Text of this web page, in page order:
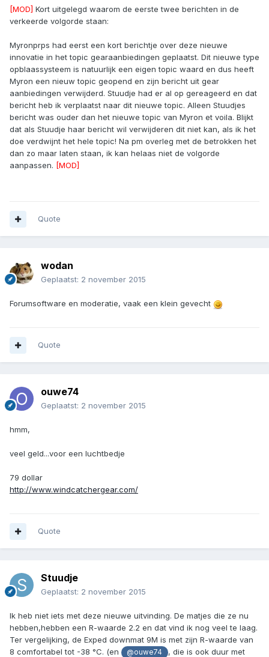
[MOD] Kort uitgelegd waarom de eerste twee berichten in de
verkeerde volgorde staan:
Myronprps had eerst een kort berichtje over deze nieuwe
innovatie in het topic gearaanbiedingen geplaatst. Dit nieuwe type
opblaassysteem is natuurlijk een eigen topic waard en dus heeft
Myron een nieuw topic geopend en zijn bericht uit gear
aanbiedingen verwijderd. Stuudje had er al op gereageerd en dat
bericht heb ik verplaatst naar dit nieuwe topic. Alleen Stuudjes
bericht was ouder dan het nieuwe topic van Myron et voila. Blijkt
dat als Stuudje haar bericht wil verwijderen dit niet kan, als ik het
doe verdwijnt het hele topic! Na pm overleg met de betrokken het
dan zo maar laten staan, ik kan helaas niet de volgorde
aanpassen. [MOD]
Quote
wodan
Geplaatst: 2 november 2015
Forumsoftware en moderatie, vaak een klein gevecht
Quote
ouwe74
Geplaatst: 2 november 2015
hmm,
veel geld...voor een luchtbedje
79 dollar
http://www.windcatchergear.com/
Quote
Stuudje
Geplaatst: 2 november 2015
Ik heb niet iets met deze nieuwe uitvinding. De matjes die ze nu
hebben,hebben een R-waarde 2.2 en dat vind ik nog veel te laag.
Ter vergelijking, de Exped downmat 9M is met zijn R-waarde van
8 comfortabel tot -38 °C. (en
@ouwe74 , die is ook duur met